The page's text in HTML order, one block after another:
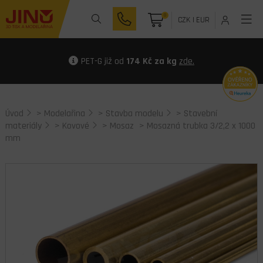
0 CZK| EUR
PET-G již od 174 Kč za kg zde.
Úvod > Modelařina > Stavba modelu > Stavební
materiály
> Kovové > Mosaz > Mosazná trubka 3/2,2 x 1000
mm